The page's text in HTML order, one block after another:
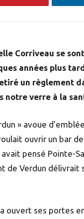
Corriveau se
années plus
un règlement
notre verre à la
» avoue
ouvrir un bar
pensé Pointe-
de Verdun
ouvert ses portes